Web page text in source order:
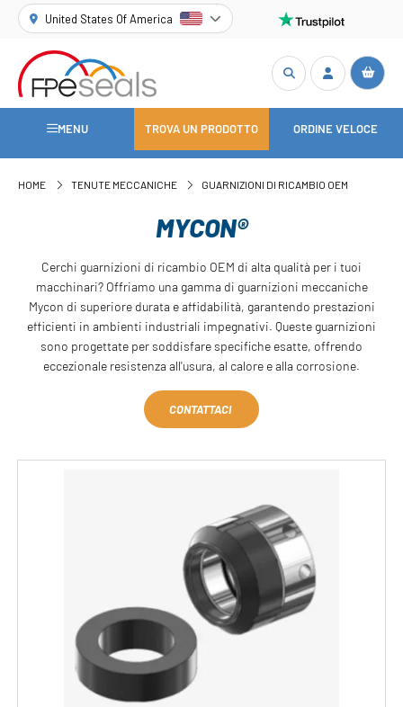
United States Of America
MENU TROVA UN PRODOTTO ORDINE VELOCE
HOME TENUTE MECCANICHE GUARNIZIONI DI RICAMBIO OEM
MYCON®
Cerchi guarnizioni di ricambio OEM di alta qualità per i tuoi
macchinari? Offriamo una gamma di guarnizioni meccaniche
Mycon di superiore durata e affidabilità, garantendo prestazioni
efficienti in ambienti industriali impegnativi. Queste guarnizioni
sono progettate per soddisfare specifiche esatte, offrendo
eccezionale resistenza all'usura, al calore e alla corrosione.
CONTATTACI